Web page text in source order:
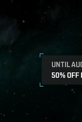
UNTIL
50% OFF